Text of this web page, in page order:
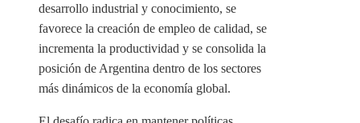
desarrollo industrial y conocimiento, se
favorece la creación de empleo de calidad, se
incrementa la productividad y se consolida la
posición de Argentina dentro de los sectores
más dinámicos de la economía global.